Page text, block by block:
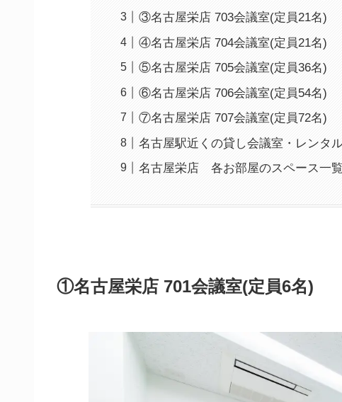
③名古屋栄店 703会議室(定員21名)
④名古屋栄店 704会議室(定員21名)
⑤名古屋栄店 705会議室(定員36名)
⑥名古屋栄店 706会議室(定員54名)
⑦名古屋栄店 707会議室(定員72名)
名古屋駅近くの貸し会議室・レンタ
名古屋栄店 各お部屋のスペース一
①名古屋栄店 701会議室(定員6名)